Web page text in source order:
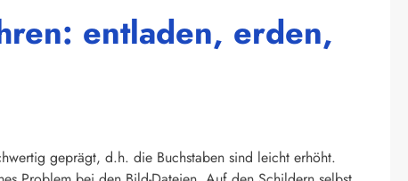
entladen, erden,
geprägt, d.h. die Buchstaben sind leicht erhöht.